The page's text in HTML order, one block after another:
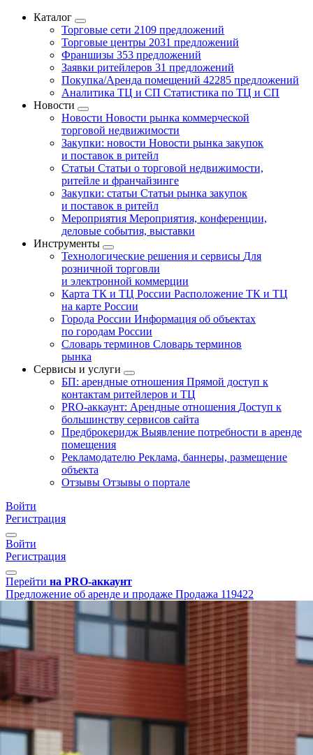
Каталог
Торговые сети 2109 предложений
Торговые центры 2031 предложений
Франшизы 353 предложений
Заявки ритейлеров 31 предложений
Покупка/Аренда помещений 42285 предложений
Аналитика ТЦ и СП Статистика по ТЦ и СП
Новости
Новости Новости рынка коммерческой
торговой недвижимости
Закупки: новости Новости рынка закупок
и поставок в ритейл
Статьи Статьи о торговой недвижимости,
ритейле и франчайзинге
Закупки: статьи Статьи рынка закупок
и поставок в ритейл
Мероприятия Мероприятия, конференции,
деловые события, выставки
Инструменты
Технологические решения и сервисы Для
розничной торговли
и электронной коммерции
Карта ТК и ТЦ России Расположение ТК и ТЦ
на карте России
Города России Информация об объектах
по городам России
Словарь терминов Словарь терминов
рынка
Сервисы и услуги
БП: арендные отношения Прямой доступ к
контактам ритейлеров и ТЦ
PRO-аккаунт: Арендные отношения Доступ к
большинству сервисов сайта
Предброкеридж Выявление потребности в аренде
помещения
Рекламодателю Реклама, баннеры, размещение
объекта
Отзывы Отзывы о портале
Войти
Регистрация
Войти
Регистрация
Перейти на PRO-аккаунт
Предложение об аренде и продаже Продажа 119422